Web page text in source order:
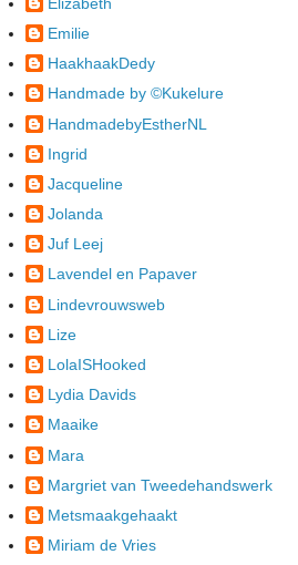
Emilie
HaakhaakDedy
Handmade by ©Kukelure
HandmadebyEstherNL
Ingrid
Jacqueline
Jolanda
Juf Leej
Lavendel en Papaver
Lindevrouwsweb
Lize
LolaISHooked
Lydia Davids
Maaike
Mara
Margriet van Tweedehandswerk
Metsmaakgehaakt
Miriam de Vries